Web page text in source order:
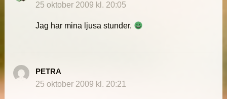
25 oktober 2009 kl. 20:05
Jag har mina ljusa stunder.
PETRA
25 oktober 2009 kl. 20:21